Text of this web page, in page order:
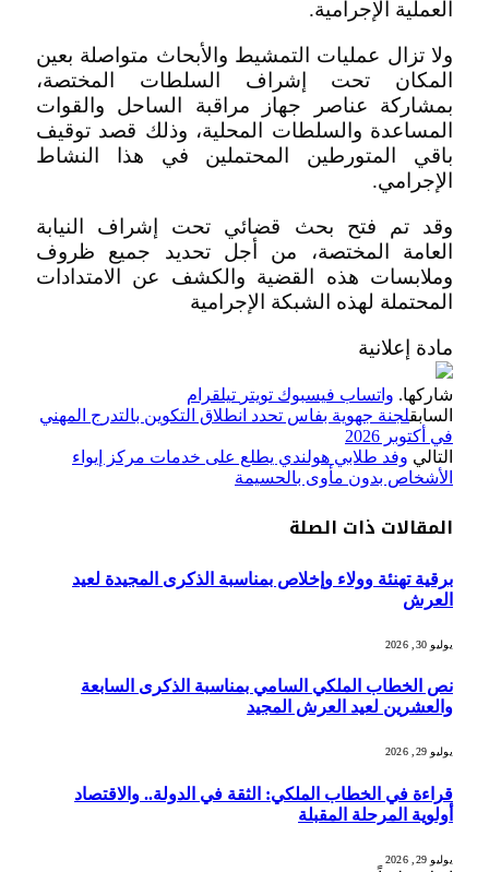
العملية الإجرامية.
ولا تزال عمليات التمشيط والأبحاث متواصلة بعين
المكان تحت إشراف السلطات المختصة،
بمشاركة عناصر جهاز مراقبة الساحل والقوات
المساعدة والسلطات المحلية، وذلك قصد توقيف
باقي المتورطين المحتملين في هذا النشاط
الإجرامي.
وقد تم فتح بحث قضائي تحت إشراف النيابة
العامة المختصة، من أجل تحديد جميع ظروف
وملابسات هذه القضية والكشف عن الامتدادات
المحتملة لهذه الشبكة الإجرامية
مادة إعلانية
شاركها. واتساب فيسبوك تويتر تيلقرام
السابقلجنة جهوية بفاس تحدد انطلاق التكوين بالتدرج المهني
في أكتوبر 2026
التالي وفد طلابي هولندي يطلع على خدمات مركز إيواء
الأشخاص بدون مأوى بالحسيمة
المقالات ذات الصلة
برقية تهنئة وولاء وإخلاص بمناسبة الذكرى المجيدة لعيد
العرش
يوليو 30, 2026
نص الخطاب الملكي السامي بمناسبة الذكرى السابعة
والعشرين لعيد العرش المجيد
يوليو 29, 2026
قراءة في الخطاب الملكي: الثقة في الدولة.. والاقتصاد
أولوية المرحلة المقبلة
يوليو 29, 2026